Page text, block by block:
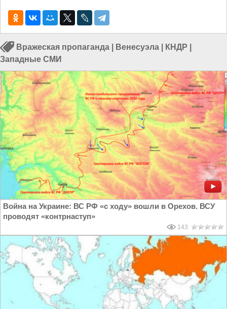
Вражеская пропаганда Венесуэла КНДР
Западные СМИ
Война на Украине: ВС РФ «с ходу» вошли в Орехов. ВСУ
проводят «контрнаступ»
143